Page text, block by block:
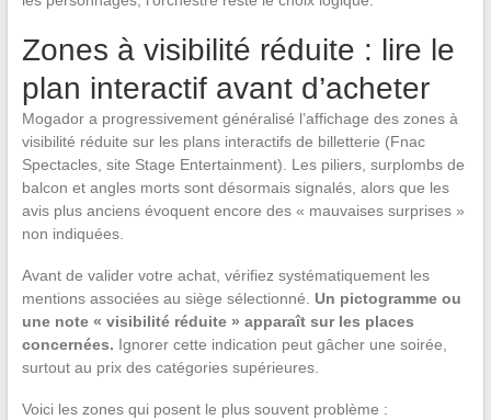
Zones à visibilité réduite : lire le
plan interactif avant d’acheter
Mogador a progressivement généralisé l’affichage des zones à
visibilité réduite sur les plans interactifs de billetterie (Fnac
Spectacles, site Stage Entertainment). Les piliers, surplombs de
balcon et angles morts sont désormais signalés, alors que les
avis plus anciens évoquent encore des « mauvaises surprises »
non indiquées.
Avant de valider votre achat, vérifiez systématiquement les
mentions associées au siège sélectionné. Un pictogramme ou
une note « visibilité réduite » apparaît sur les places
concernées. Ignorer cette indication peut gâcher une soirée,
surtout au prix des catégories supérieures.
Voici les zones qui posent le plus souvent problème :